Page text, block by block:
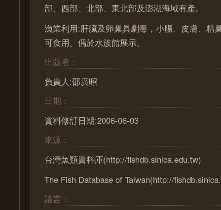
部、西部、北部、東北部及澎湖海域有產。
漁業利用:肝臟及卵巢具劇毒，小腸、皮膚、精
可食用。偶於水族館展示。
出版者：
負責人:邵廣昭
日期：
資料修訂日期:2006-06-03
來源：
台灣魚類資料庫(http://fishdb.sinica.edu.tw)
The Fish Database of Taiwan(http://
語言：